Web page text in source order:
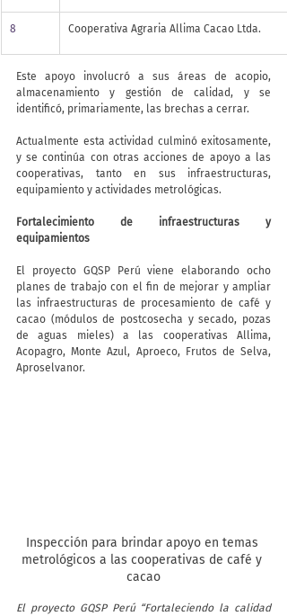
8 ​Cooperativa Agraria Allima Cacao Ltda.
Este apoyo involucró a sus áreas de acopio,
almacenamiento y gestión de calidad, y se
identificó, primariamente, las brechas a cerrar.
Actualmente esta actividad culminó exitosamente,
y se continúa con otras acciones de apoyo a las
cooperativas, tanto en sus infraestructuras,
equipamiento y actividades metrológicas.
Fortalecimiento de infraestructuras y
equipamientos
El proyecto GQSP Perú viene elaborando ocho
planes de trabajo con el fin de mejorar y ampliar
las infraestructuras de procesamiento de café y
cacao (módulos de postcosecha y secado, pozas
de aguas mieles) a las cooperativas Allima,
Acopagro, Monte Azul, Aproeco, Frutos de Selva,
Aproselvanor.
Inspección para brindar apoyo en temas
metrológicos a las cooperativas de café y
cacao
El proyecto GQSP Perú “Fortaleciendo la calidad